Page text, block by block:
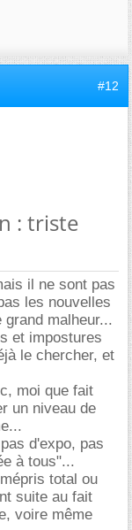
#12
: triste
il ne sont pas
les nouvelles
malheur...
et impostures
le chercher, et
moi que fait
un niveau de
d'expo, pas
à tous"...
total ou
suite au fait
voire même